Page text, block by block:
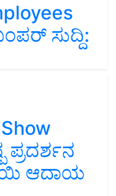
ಸುದ್ದಿ:
ಪ್ರದರ್ಶನ
ಆದಾಯ